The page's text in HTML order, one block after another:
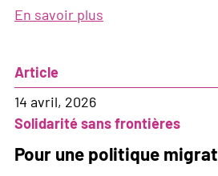
En savoir plus
pas
les
gens
Article
14 avril, 2026
Solidarité sans frontières
Pour une politique